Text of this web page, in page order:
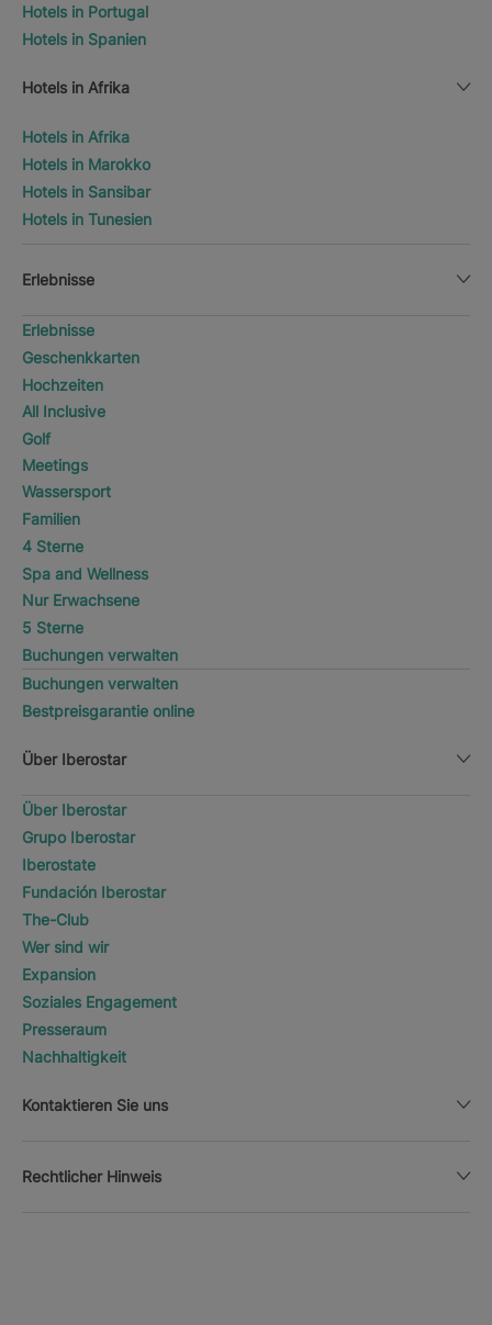
Hotels in Portugal
Hotels in Spanien
Hotels in Afrika
Hotels in Afrika
Hotels in Marokko
Hotels in Sansibar
Hotels in Tunesien
Erlebnisse
Erlebnisse
Geschenkkarten
Hochzeiten
All Inclusive
Golf
Meetings
Wassersport
Familien
4 Sterne
Spa and Wellness
Nur Erwachsene
5 Sterne
Buchungen verwalten
Buchungen verwalten
Bestpreisgarantie online
Über Iberostar
Über Iberostar
Grupo Iberostar
Iberostate
Fundación Iberostar
The-Club
Wer sind wir
Expansion
Soziales Engagement
Presseraum
Nachhaltigkeit
Kontaktieren Sie uns
Rechtlicher Hinweis